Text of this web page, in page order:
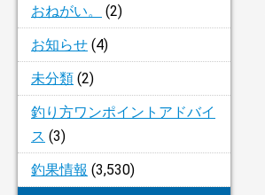
おねがい。
(2)
お知らせ (4)
未分類 (2)
釣り方ワンポイントアドバイ
ス (3)
釣果情報 (3,530)